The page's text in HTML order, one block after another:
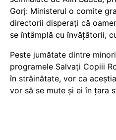
Gorj: Ministerul o comite
directorii disperați că
se întâmplă cu învățătorii,
Peste jumătate dintre
programele Salvați Copiii
în străinătate, vor ca
vor să se mute și ei în țara